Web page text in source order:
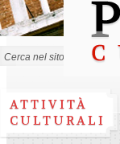
ATTIVITÀ
CULTURALI